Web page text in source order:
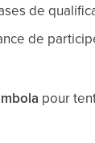
de
de
pour